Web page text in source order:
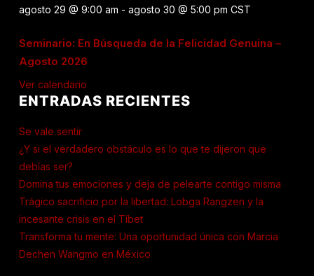
agosto 29 @ 9:00 am - agosto 30 @ 5:00 pm CST
Seminario: En Búsqueda de la Felicidad Genuina –
Agosto 2026
Ver calendario
ENTRADAS RECIENTES
Se vale sentir
¿Y si el verdadero obstáculo es lo que te dijeron que
debías ser?
Domina tus emociones y deja de pelearte contigo misma
Trágico sacrificio por la libertad: Lobga Rangzen y la
incesante crisis en el Tíbet
Transforma tu mente: Una oportunidad única con Marcia
Dechen Wangmo en México